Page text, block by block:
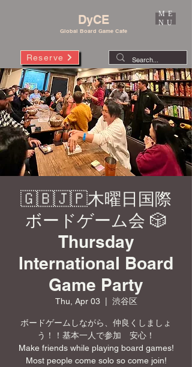
DyCE
Global Board Game Cafe
Reserve
ME
NU
🇬🇧🇯🇵木曜日国際
ボードゲーム会 🎲
Thursday
International Board
Game Party
Thu, Apr 03
  |
渋谷区
ボードゲームしながら、仲良くしましょ
う！！基本一人で参加 安心！
Make friends while playing board games!
Most people come solo so come join!